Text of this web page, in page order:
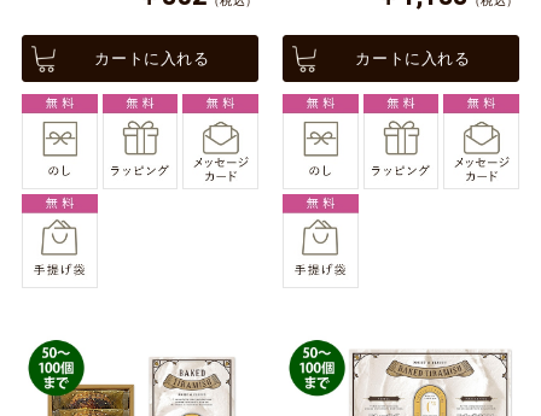
カートに入れる カートに入れる